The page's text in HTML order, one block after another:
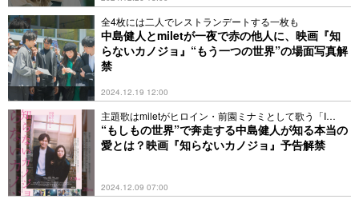
全4枚には二人でレストランデートする一枚も
中島健人とmiletが一夜で赤の他人に、映画『知
らないカノジョ』“もう一つの世界”の場面写真解
禁
2024.12.19 12:00
主題歌はmiletがヒロイン・前園ミナミとして歌う「I
still」
“もしもの世界”で奔走する中島健人が知る本当の
愛とは？映画『知らないカノジョ』予告解禁
2024.12.09 07:00